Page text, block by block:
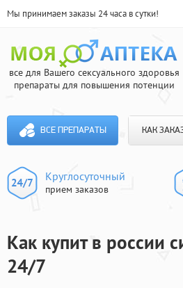
Мы принимаем заказы 24 часа в сутки!
все для Вашего сексуального здоровья
препараты для повышения потенции
ВСЕ ПРЕПАРАТЫ КАК
Круглосуточный
прием заказов
Как купит в россии
24/7